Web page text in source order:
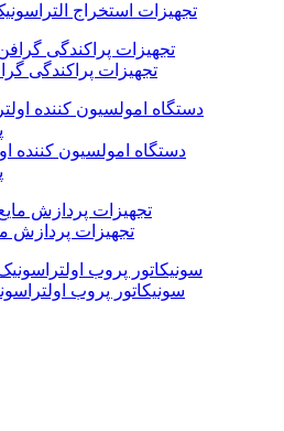
تجهیزات استخراج
تجهیزات پراکندگی
دستگاه امولسیون کننده
تجهیزات پردازش
سونیکاتور پروب